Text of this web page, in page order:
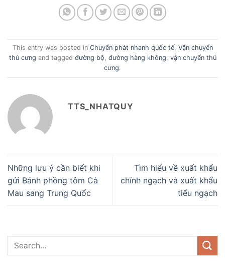
This entry was posted in Chuyển phát nhanh quốc tế, Vận chuyển
thú cưng and tagged đường bộ, đường hàng không, vận chuyển thú
cưng.
TTS_NHATQUY
Những lưu ý cần biết khi
gửi Bánh phồng tôm Cà
Mau sang Trung Quốc
Tìm hiểu về xuất khẩu
chính ngạch và xuất khẩu
tiểu ngạch